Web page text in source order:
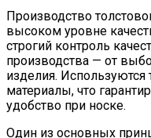
Производство
высоком уровне
строгий контроль
производства — от
изделия.
материалы, что
удобство при носке.
Один из основных